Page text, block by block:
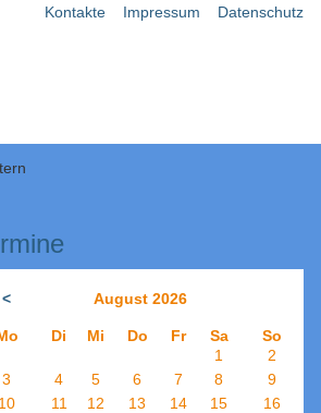
Kontakte Impressum Datenschutz
< August 2026
Di Mi Do Fr Sa
So
1
2
3
4 5 6 7 8
9
10
11 12 13 14 15
16